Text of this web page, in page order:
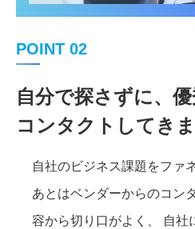
POINT 02
自分で探さずに、
コンタクトしてき
自社のビジネス課題をファ
あとはベンダーからのコン
容から切り口がよく、 自社